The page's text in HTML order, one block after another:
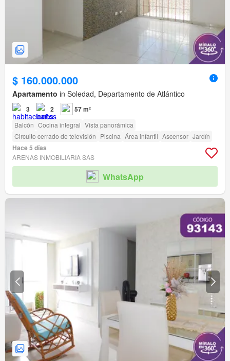
$ 160.000.000
Apartamento in Soledad, Departamento de Atlántico
3 2 57 m²
Balcón Cocina integral Vista panorámica
Circuito cerrado de televisión Piscina Área infantil Ascensor Jardín
Hace 5 días
ARENAS INMOBILIARIA SAS
WhatsApp